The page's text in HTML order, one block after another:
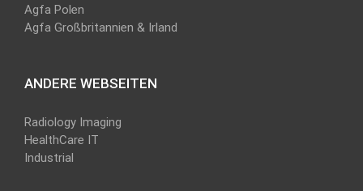
Agfa Polen
Agfa Großbritannien & Irland
ANDERE WEBSEITEN
Radiology Imaging
HealthCare IT
Industrial